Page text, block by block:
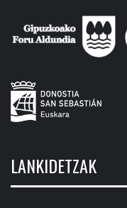
LANKIDETZAK